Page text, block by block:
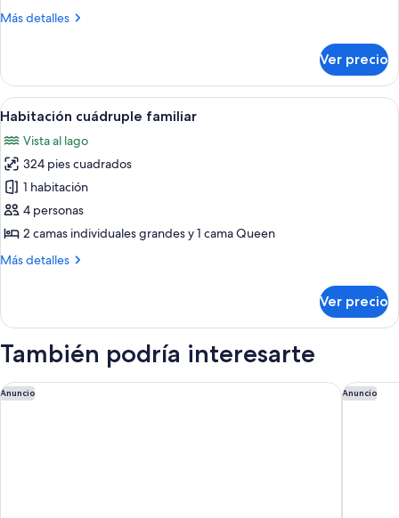
vista
Más detalles
Más
doble
superior,
vista
lago
Ver precio
Abrir
todas
las
fotos
de
Habitación
cuádruple
Una sala de estar con un sofá, una
1
Habitación cuádruple familiar
Vista al lago
324 pies cuadrados
1 habitación
4 personas
2 camas individuales grandes y 1 cama Queen
Más detalles
Más
cuádruple
Ver precio
También podría interesarte
Anuncio
GHL Hotel Lago Titicaca Anuncio
Sonesta